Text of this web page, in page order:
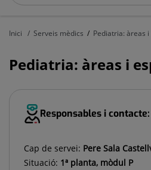
Inici Serveis mèdics Pediatria: àreas
Pediatria: àreas i
Responsables i contacte:
Cap de servei: Pere Sala
Situació: 1ª planta, mòdul P